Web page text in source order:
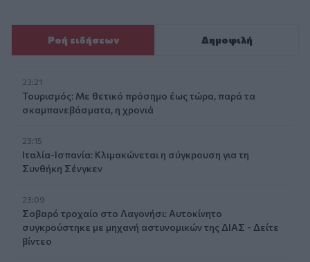
Ροή ειδήσεων Δημοφιλή
23:21
Τουρισμός: Με θετικό πρόσημο έως τώρα, παρά τα
σκαμπανεβάσματα, η χρονιά
23:15
Ιταλία-Ισπανία: Κλιμακώνεται η σύγκρουση για τη
Συνθήκη Σένγκεν
23:09
Σοβαρό τροχαίο στο Λαγονήσι: Αυτοκίνητο
συγκρούστηκε με μηχανή αστυνομικών της ΔΙΑΣ - Δείτε
βίντεο